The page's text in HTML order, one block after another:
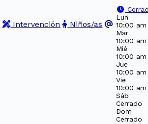
Intervención
Niños/as
Lun
10:00
Mar
10:00
Mié
10:00
Jue
10:00
Vie
10:00
Sáb
Cerrado
Dom
Cerrado